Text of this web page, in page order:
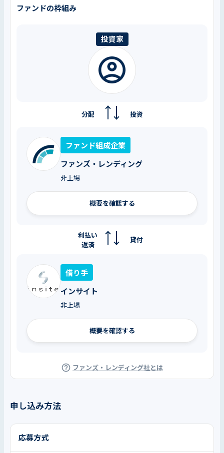
ファンドの枠組み
投資家
投資
分配
ファンド組成企業
ファンズ・レンディング
非上場
概要を確認する
貸付
利払い
返済
借り手
インサイト
非上場
概要を確認する
ファンズ・レンディング社とは
申し込み方法
応募方式